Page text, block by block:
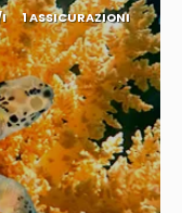
I 1 ASSICURAZIONI